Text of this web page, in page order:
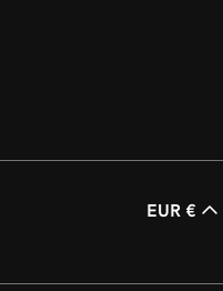
EUR €